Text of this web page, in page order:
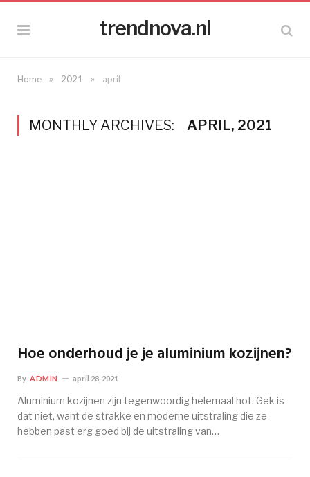
trendnova.nl
Home » 2021 » april
MONTHLY ARCHIVES: APRIL, 2021
Hoe onderhoud je je aluminium kozijnen?
By ADMIN april 28, 2021
Aluminium kozijnen zijn tegenwoordig helemaal hot. Gek is
dat niet, want de strakke en moderne uitstraling die ze
hebben past erg goed bij de uitstraling van…